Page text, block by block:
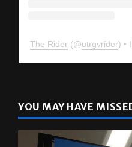
The Rider (@utrgvrider) •
YOU MAY HAVE